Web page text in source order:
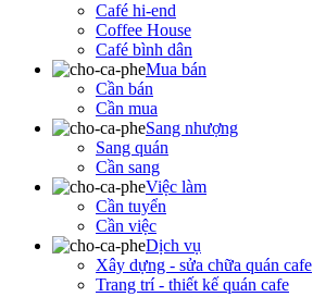
Café hi-end
Coffee House
Café bình dân
Mua bán
Cần bán
Cần mua
Sang nhượng
Sang quán
Cần sang
Việc làm
Cần tuyển
Cần việc
Dịch vụ
Xây dựng - sửa chữa quán cafe
Trang trí - thiết kế quán cafe